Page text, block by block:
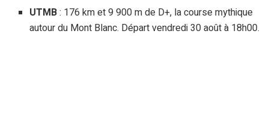
UTMB: 176 km et 9 900 m de D+, la course mythique
autour du Mont Blanc. Départ vendredi 30 août à 18h00.